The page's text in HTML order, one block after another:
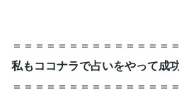
＝＝＝＝＝＝＝＝＝＝＝＝＝＝
私もココナラで占いをやって成
＝＝＝＝＝＝＝＝＝＝＝＝＝＝